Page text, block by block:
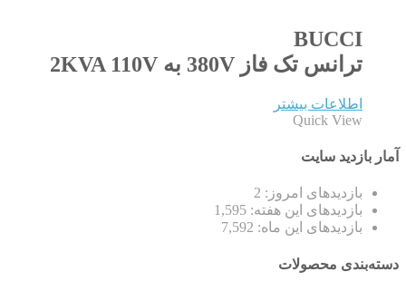
BUCCI
ترانس تک فاز 380V به 2KVA 110V
اطلاعات بیشتر
Quick View
آمار بازدید سایت
بازدیدهای امروز: 2
بازدیدهای این هفته: 1,595
بازدیدهای این ماه: 7,592
دسته‌بندی محصولات